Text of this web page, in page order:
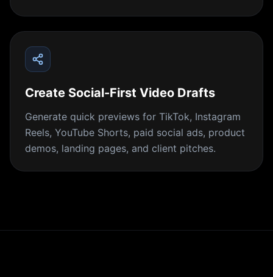
Create Social-First Video Drafts
Generate quick previews for TikTok, Instagram
Reels, YouTube Shorts, paid social ads, product
demos, landing pages, and client pitches.